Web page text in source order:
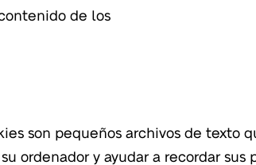
de los
son pequeños archivos de texto
ordenador y ayudar a recordar